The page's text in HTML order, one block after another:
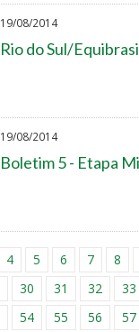
19/08/2014
Rio do Sul/
19/08/2014
Boletim 5 - Etapa
4 5 6 7 8
30 31 32 33
54 55 56 57